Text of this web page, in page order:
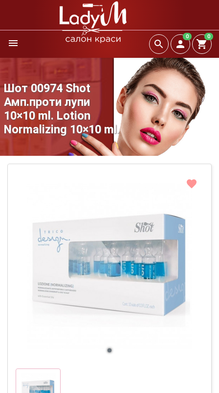
0 0
Шот 00974 Shot
Амп.проти лупи
10×10 ml. Lotion
Normalizing 10×10 ml.